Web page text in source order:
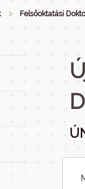
Felsőoktatási